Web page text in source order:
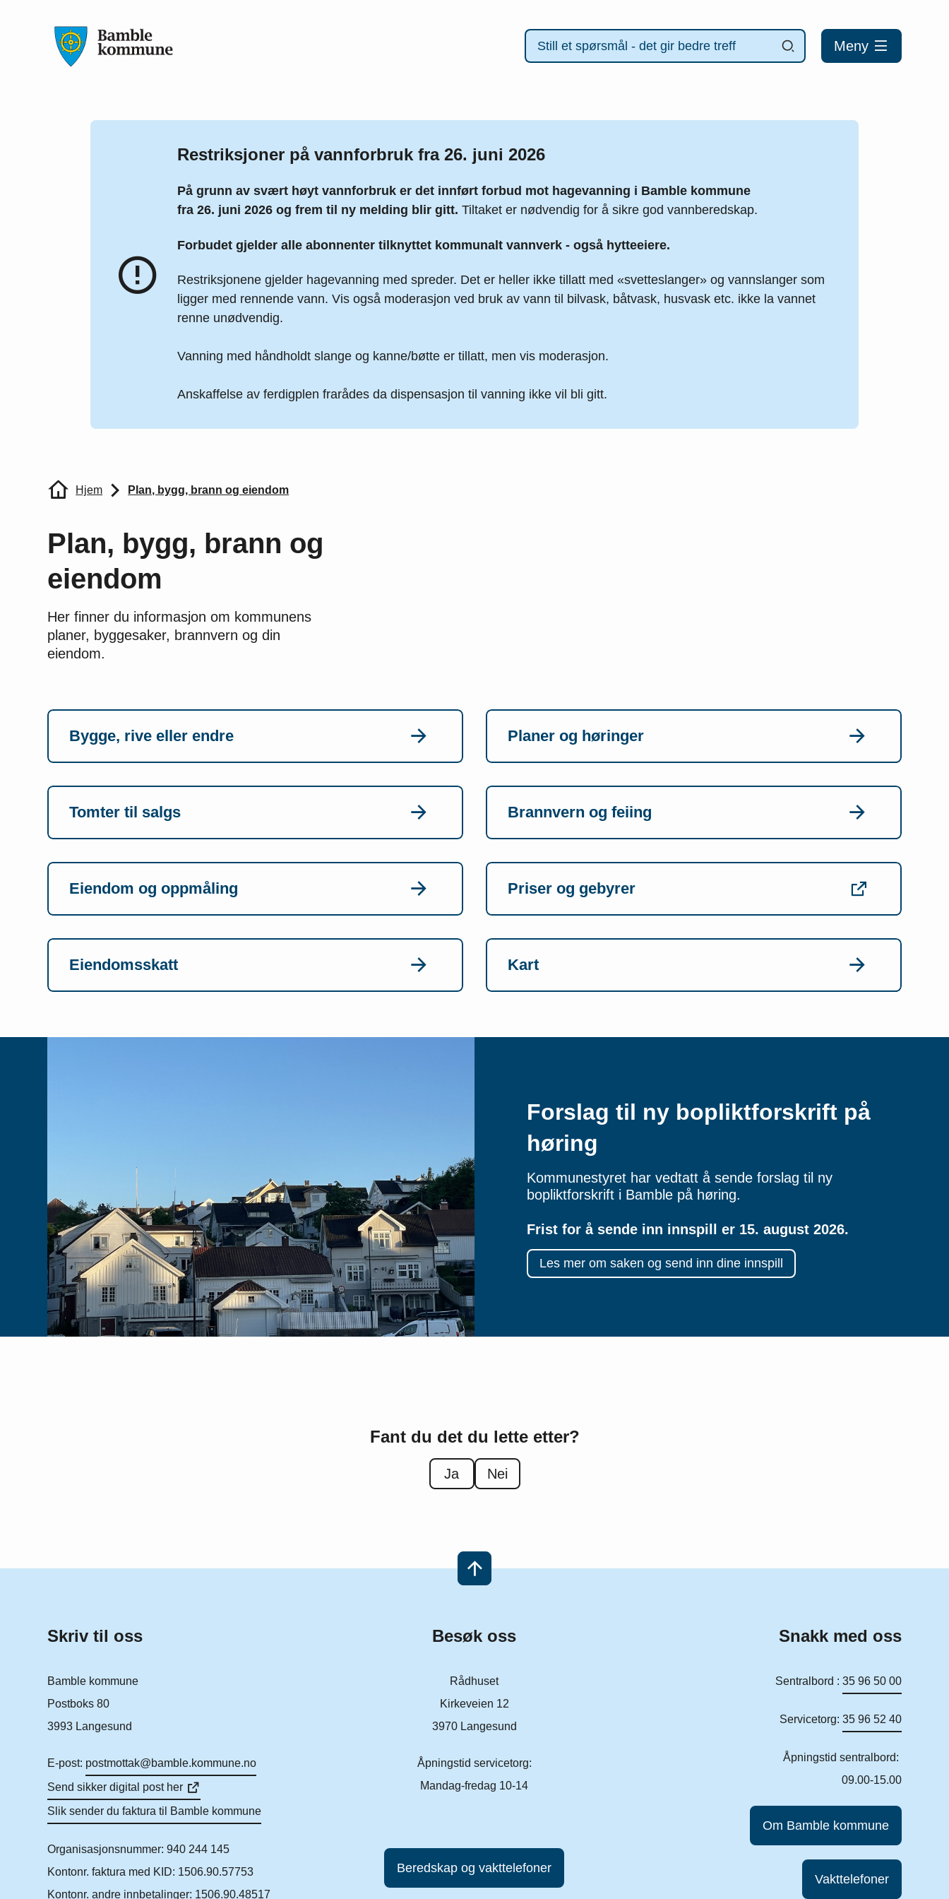
Meny
Restriksjoner på vannforbruk fra 26. juni 2026
På grunn av svært høyt vannforbruk er det innført forbud mot hagevanning i Bamble kommune
fra 26. juni 2026 og frem til ny melding blir gitt. Tiltaket er nødvendig for å sikre god vannberedskap.
Forbudet gjelder alle abonnenter tilknyttet kommunalt vannverk - også hytteeiere.
Restriksjonene gjelder hagevanning med spreder. Det er heller ikke tillatt med «svetteslanger» og vannslanger som
ligger med rennende vann. Vis også moderasjon ved bruk av vann til bilvask, båtvask, husvask etc. ikke la vannet
renne unødvendig.
Vanning med håndholdt slange og kanne/bøtte er tillatt, men vis moderasjon.
Anskaffelse av ferdigplen frarådes da dispensasjon til vanning ikke vil bli gitt.
Du er her:Hjem Plan, bygg, brann og eiendom
Plan, bygg, brann og
eiendom
Her finner du informasjon om kommunens
planer, byggesaker, brannvern og din
eiendom.
Bygge, rive eller endre Planer og høringer
Tomter til salgs Brannvern og feiing
Eiendom og oppmåling Priser og gebyrer
Eiendomsskatt Kart
Forslag til ny bopliktforskrift på
høring
Kommunestyret har vedtatt å sende forslag til ny
bopliktforskrift i Bamble på høring.
Frist for å sende inn innspill er 15. august 2026.
Les mer om saken og send inn dine innspill
Fant du det du lette etter?
Ja Nei
Skriv til oss
Bamble kommune
Postboks 80
3993 Langesund
E-post: postmottak@bamble.kommune.no
Send sikker digital post her
Slik sender du faktura til Bamble kommune
Organisasjonsnummer: 940 244 145
Kontonr. faktura med KID: 1506.90.57753
Kontonr. andre innbetalinger: 1506.90.48517
Besøk oss
Rådhuset
Kirkeveien 12
3970 Langesund
Åpningstid servicetorg:
Mandag-fredag 10-14
Beredskap og vakttelefoner
Snakk med oss
Sentralbord : 35 96 50 00
Servicetorg: 35 96 52 40
Åpningstid sentralbord:
09.00-15.00
Om Bamble kommune
Vakttelefoner